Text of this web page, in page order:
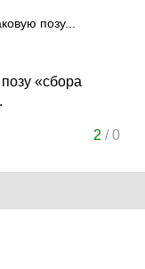
позу...
«сбора
2 /0